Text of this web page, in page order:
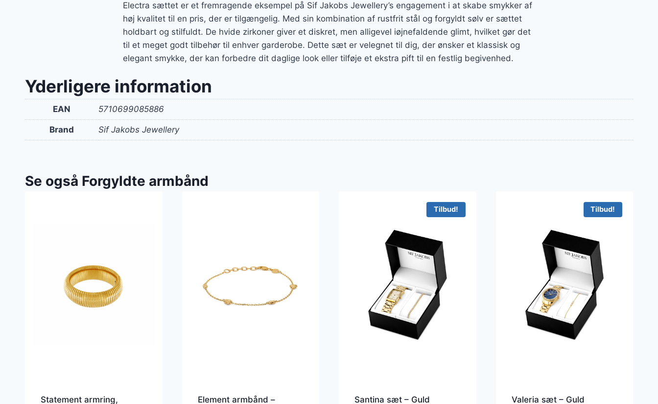
Electra sættet er et fremragende eksempel på Sif Jakobs Jewellery’s engagement i at skabe smykker af
høj kvalitet til en pris, der er tilgængelig. Med sin kombination af rustfrit stål og forgyldt sølv er sættet
holdbart og stilfuldt. De hvide zirkoner giver et diskret, men alligevel iøjnefaldende glimt, hvilket gør det
til et meget godt tilbehør til enhver garderobe. Dette sæt er velegnet til dig, der ønsker et klassisk og
elegant smykke, der kan forbedre dit daglige look eller tilføje et ekstra pift til en festlig begivenhed.
Yderligere information
EAN 5710699085886
Brand Sif Jakobs Jewellery
Se også Forgyldte armbånd
Statement armring,
Element armbånd –
Tilbud!
Santina sæt – Guld
Tilbud!
Valeria sæt – Guld